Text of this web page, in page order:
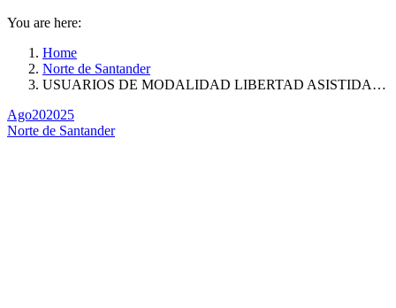
You are here:
Home
Norte de Santander
USUARIOS DE MODALIDAD LIBERTAD ASISTIDA…
Ago202025
Norte de Santander